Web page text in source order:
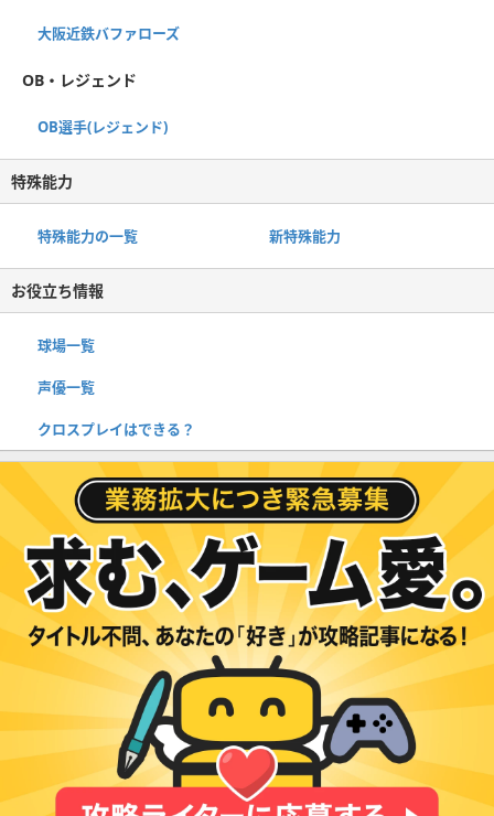
大阪近鉄バファローズ
OB・レジェンド
OB選手(レジェンド)
特殊能力
特殊能力の一覧 新特殊能力
お役立ち情報
球場一覧
声優一覧
クロスプレイはできる？